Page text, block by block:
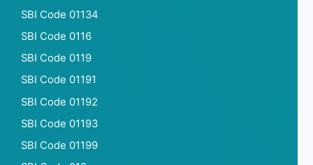
SBI Code 01134
SBI Code 0116
SBI Code 0119
SBI Code 01191
SBI Code 01192
SBI Code 01193
SBI Code 01199